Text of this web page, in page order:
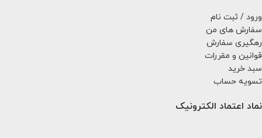
ورود / ثبت نام
سفارش های من
رهگیری سفارش
قوانین و مقررات
سبد خرید
تسویه حساب
نماد اعتماد الکترونیک